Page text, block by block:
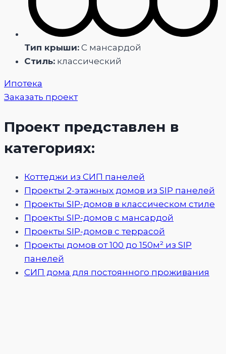
Тип крыши: С мансардой
Стиль: классический
Ипотека
Заказать проект
Проект представлен в
категориях:
Коттеджи из СИП панелей
Проекты 2-этажных домов из SIP панелей
Проекты SIP-домов в классическом стиле
Проекты SIP-домов с мансардой
Проекты SIP-домов с террасой
Проекты домов от 100 до 150м² из SIP
панелей
СИП дома для постоянного проживания